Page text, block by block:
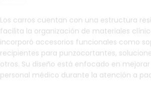
Los carros cuentan con una estructura
facilita la organización de materiales
incorporó accesorios funcionales como
recipientes para punzocortantes,
otros. Su diseño está enfocado en
personal médico durante la atención a